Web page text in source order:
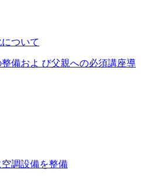
ついて
備およ び⽗親への必須講座導
調設備を整備